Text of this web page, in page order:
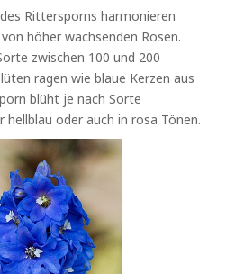
Rittersporns harmonieren
höher wachsenden Rosen.
zwischen 100 und 200
ragen wie blaue Kerzen aus
blüht je nach Sorte
oder auch in rosa Tönen.